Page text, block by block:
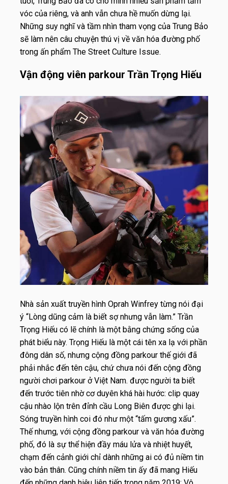
vóc của riêng, và anh vẫn chưa hề muốn dừng lại.
Những suy nghĩ và tầm nhìn tham vọng của Trung Bảo
sẽ làm nên câu chuyện thú vị về văn hóa đường phố
trong ấn phẩm The Street Culture Issue.
Vận động viên parkour Trần Trọng Hiếu
Nhà sản xuất truyền hình Oprah Winfrey từng nói đại
ý “Lòng dũng cảm là biết sợ nhưng vẫn làm.” Trần
Trọng Hiếu có lẽ chính là một bằng chứng sống của
phát biểu này. Trọng Hiếu là một cái tên xa lạ với phần
đông dân số, nhưng cộng đồng parkour thế giới đã
phải nhắc đến tên cậu, chứ chưa nói đến cộng đồng
người chơi parkour ở Việt Nam. được người ta biết
đến trước tiên nhờ cơ duyên khá hài hước: clip quay
cậu nhào lộn trên đỉnh cầu Long Biên được ghi lại.
Sóng truyền hình coi đó như một “tấm gương xấu”.
Thế nhưng, với cộng đồng parkour và văn hóa đường
phố, đó là sự thể hiện đầy máu lửa và nhiệt huyết,
chạm đến cảnh giới chỉ dành những ai có đủ niềm tin
vào bản thân. Cũng chính niềm tin ấy đã mang Hiếu